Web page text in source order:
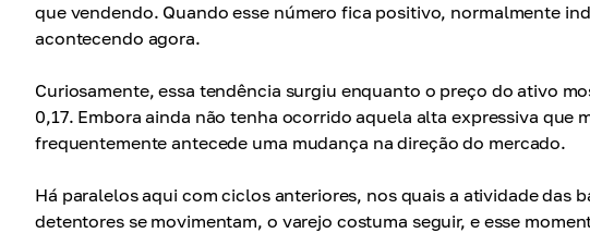
que vendendo. Quando esse número fica positivo, normalmente
acontecendo agora.
Curiosamente, essa tendência surgiu enquanto o preço do ativo
0,17. Embora ainda não tenha ocorrido aquela alta expressiva que
frequentemente antecede uma mudança na direção do mercado.
Há paralelos aqui com ciclos anteriores, nos quais a atividade das
detentores se movimentam, o varejo costuma seguir, e esse